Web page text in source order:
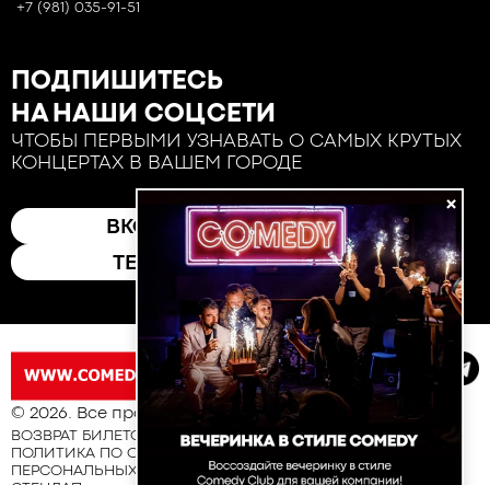
+7 (981) 035-91-51
×
ПОДПИШИТЕСЬ
НА НАШИ СОЦСЕТИ
ЧТОБЫ ПЕРВЫМИ УЗНАВАТЬ О САМЫХ КРУТЫХ
КОНЦЕРТАХ В ВАШЕМ ГОРОДЕ
ВКОНТАКТЕ
ТЕЛЕГРАМ
© 2026. Все права защищены
ВОЗВРАТ БИЛЕТОВ
ПОЛИТИКА ПО ОБРАБОТКЕ И ЗАЩИТЕ
ПЕРСОНАЛЬНЫХ ДАННЫХ